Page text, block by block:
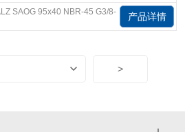
SAOG 95x40 NBR-45 G3/8-
产品详情
>